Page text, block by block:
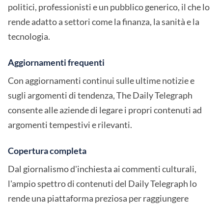
politici, professionisti e un pubblico generico, il che lo
rende adatto a settori come la finanza, la sanità e la
tecnologia.
Aggiornamenti frequenti
Con aggiornamenti continui sulle ultime notizie e
sugli argomenti di tendenza, The Daily Telegraph
consente alle aziende di legare i propri contenuti ad
argomenti tempestivi e rilevanti.
Copertura completa
Dal giornalismo d'inchiesta ai commenti culturali,
l'ampio spettro di contenuti del Daily Telegraph lo
rende una piattaforma preziosa per raggiungere